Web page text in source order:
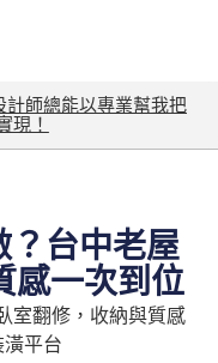
師總能以專業幫我把
現！
台中老屋
感一次到位